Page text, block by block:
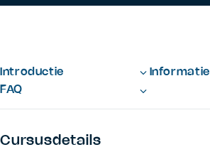
Introductie
Informatie
FAQ
Cursusdetails